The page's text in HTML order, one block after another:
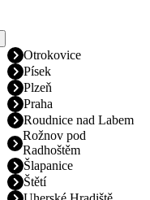
Otrokovice
Písek
Plzeň
Praha
Roudnice nad Labem
Rožnov pod
Radhoštěm
Šlapanice
Štětí